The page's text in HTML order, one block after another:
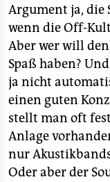
Argument ja, die
wenn die Off-
Aber wer will
Spaß haben?
ja nicht
einen guten
stellt man oft
Anlage
nur
Oder aber der